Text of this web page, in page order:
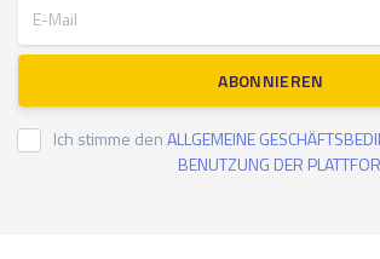
ABONNIEREN
Ich stimme denALLGEMEINE
BENUTZUNG DER